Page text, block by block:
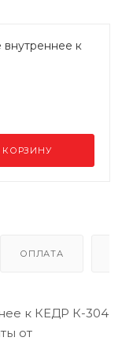
внутреннее к
КОРЗИНУ
ОПЛАТА
к КЕДР К-304
от